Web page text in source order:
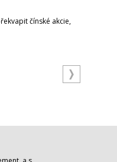
čínské akcie,